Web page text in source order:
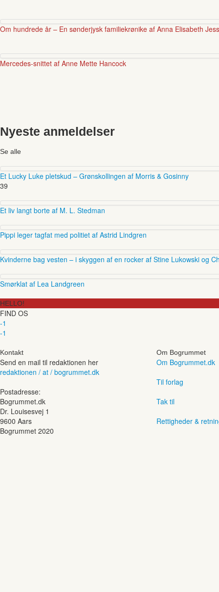
Om hundrede år – En sønderjysk familiekrønike af Anna Elisabeth
Mercedes-snittet af Anne Mette Hancock
Nyeste anmeldelser
Se alle
Et Lucky Luke pletskud – Grønskollingen af Morris & Gosinny
39
Et liv langt borte af M. L. Stedman
Pippi leger tagfat med politiet af Astrid Lindgren
Kvinderne bag vesten – i skyggen af en rocker af Stine Lukowski og
Smørklat af Lea Landgreen
HELLO!
FIND OS
-1
-1
Kontakt
Send en mail til redaktionen her
redaktionen / at / bogrummet.dk
Postadresse:
Bogrummet.dk
Dr. Louisesvej 1
9600 Aars
Om Bogrummet
Om Bogrummet.dk
Til forlag
Tak til
Rettigheder &
Bogrummet 2020